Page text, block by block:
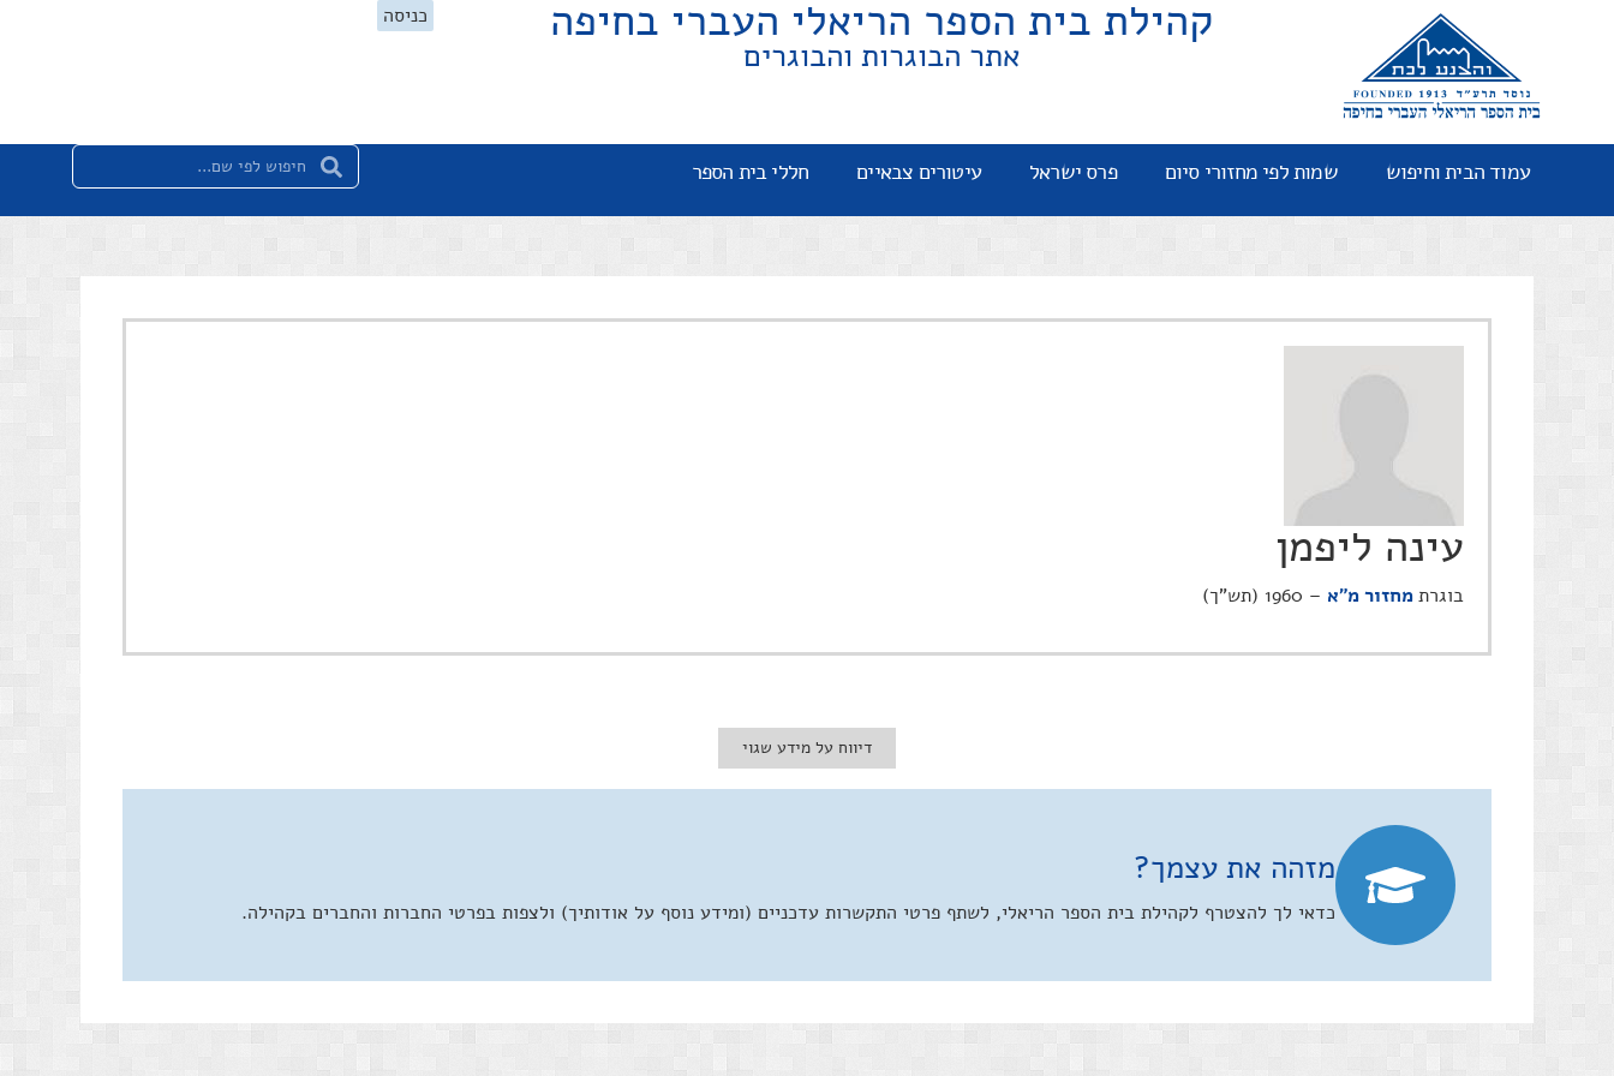
קהילת בית הספר הריאלי העברי בחיפה
אתר הבוגרות והבוגרים
כניסה
עמוד הבית וחיפוש שמות לפי מחזורי סיום פרס ישראל עיטורים צבאיים חללי בית הספר
עינה ליפמן
בוגרתמחזור מ"א – 1960 (תש"ך)
דיווח על מידע שגוי
מזהה את עצמך?
כדאי לך להצטרף לקהילת בית הספר הריאלי, לשתף פרטי התקשרות עדכניים (ומידע נוסף על אודותיך) ולצפות בפרטי החברות והחברים בקהילה.